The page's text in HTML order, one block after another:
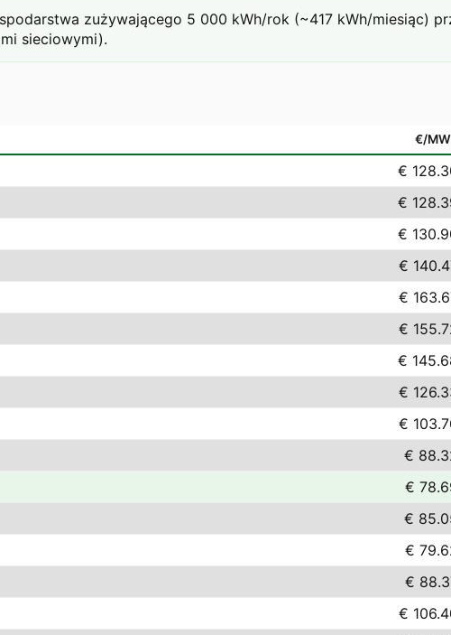
zużywającego 5 000 kWh/rok (~417 kWh/miesiąc)
sieciowymi).
€/
€
€
€
€
€
€
€
€
€
€
€
€
€
€
€